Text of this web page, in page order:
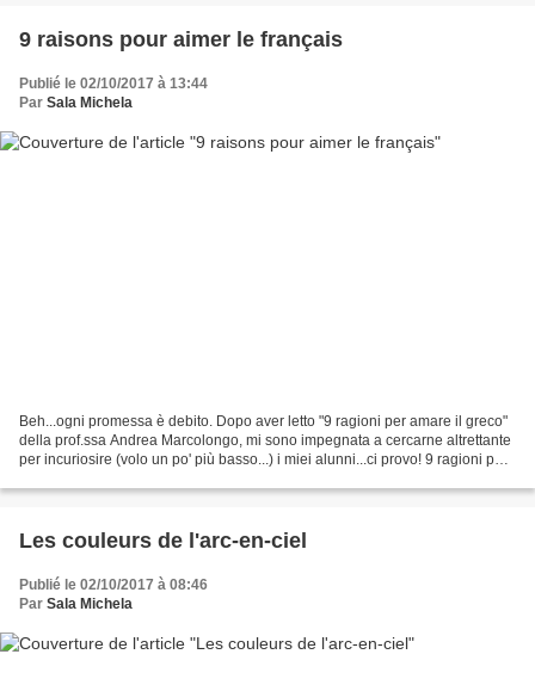
9 raisons pour aimer le français
Publié le 02/10/2017 à 13:44
Par Sala Michela
Beh...ogni promessa è debito. Dopo aver letto "9 ragioni per amare il greco"
della prof.ssa Andrea Marcolongo, mi sono impegnata a cercarne altrettante
per incuriosire (volo un po' più basso...) i miei alunni...ci provo! 9 ragioni per
Les couleurs de l'arc-en-ciel
Publié le 02/10/2017 à 08:46
Par Sala Michela